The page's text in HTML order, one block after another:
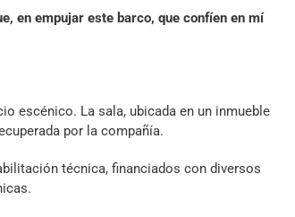
en empujar este barco, que confíen en mí
escénico. La sala, ubicada en un inmueble
por la compañía.
técnica, financiados con diversos